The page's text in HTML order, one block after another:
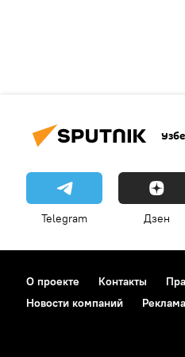
Telegram Дзен
О проекте Контакты
Новости компаний
Реклама